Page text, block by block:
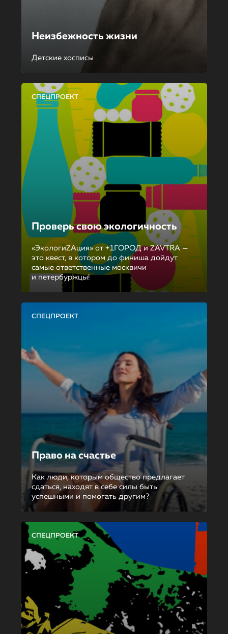
Неизбежность жизни
Детские хосписы
СПЕЦПРОЕКТ
Проверь свою экологичность
«ЭкологиZAция» от +1ГОРОД и ZAVTRA —
это квест, в котором до финиша дойдут
самые ответственные москвичи
и петербуржцы!
СПЕЦПРОЕКТ
Право на счастье
Как люди, которым общество предлагает
сдаться, находят в себе силы быть
успешными и помогать другим?
СПЕЦПРОЕКТ